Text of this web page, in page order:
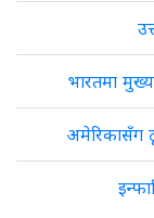
भारतमा
अमेरिकासँग